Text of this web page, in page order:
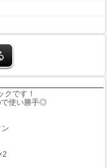
クです！
で使い勝手◎